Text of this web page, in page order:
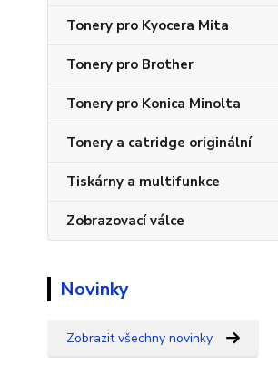
Tonery pro Kyocera Mita
Tonery pro Brother
Tonery pro Konica Minolta
Tonery a catridge originální
Tiskárny a multifunkce
Zobrazovací válce
Novinky
Zobrazit všechny novinky